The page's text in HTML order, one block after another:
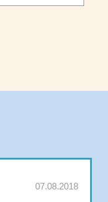
07.08.2018